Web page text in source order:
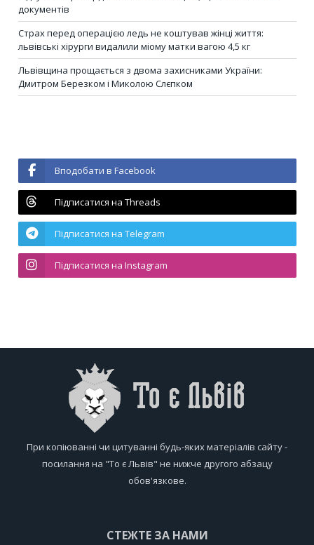
документів
Страх перед операцією ледь не коштував жінці життя:
львівські хірурги видалили міому матки вагою 4,5 кг
Львівщина прощається з двома захисниками України:
Дмитром Березком і Миколою Слєпком
Вподобати в Facebook
Підписатися на Threads
Підписатися на Telegram
Підписатися на Instagram
При копіюванні чи цитуванні будь-яких матеріалів сайту -
посилання на "То є Львів" не нижче другого абзацу
обов'язкове.
СТЕЖТЕ ЗА НАМИ